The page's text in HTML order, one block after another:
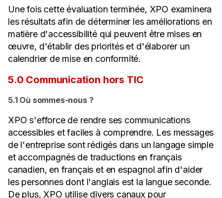
Une fois cette évaluation terminée, XPO examinera
les résultats afin de déterminer les améliorations en
matière d'accessibilité qui peuvent être mises en
œuvre, d'établir des priorités et d'élaborer un
calendrier de mise en conformité.
5.0 Communication hors TIC
5.1 Où sommes-nous ?
XPO s'efforce de rendre ses communications
accessibles et faciles à comprendre. Les messages
de l'entreprise sont rédigés dans un langage simple
et accompagnés de traductions en français
canadien, en français et en espagnol afin d'aider
les personnes dont l'anglais est la langue seconde.
De plus, XPO utilise divers canaux pour